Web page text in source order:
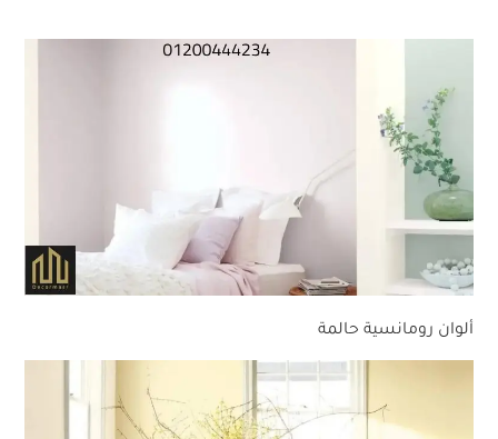
ألوان رومانسية حالمة